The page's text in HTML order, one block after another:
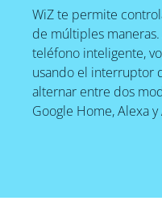
WiZ te permite
de múltiples
teléfono inteligente,
usando el interruptor
alternar entre dos
Google Home, Alexa